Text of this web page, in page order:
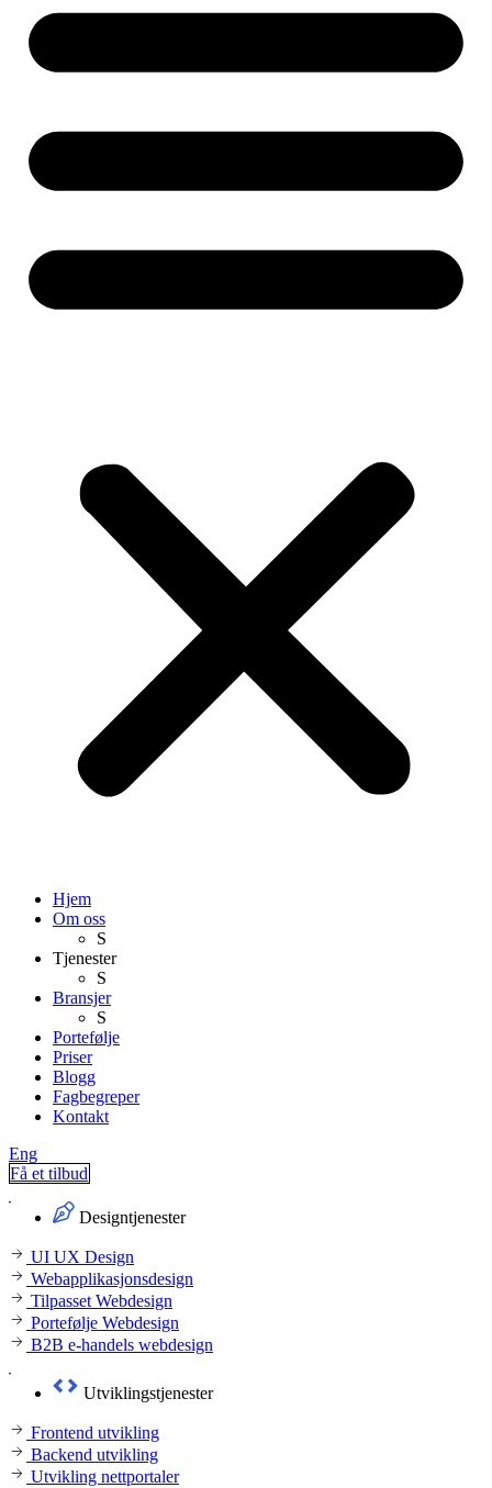
Hjem
Om oss
S
Tjenester
S
Bransjer
S
Portefølje
Priser
Blogg
Fagbegreper
Kontakt
Eng
Få et tilbud
Designtjenester
UI UX Design
Webapplikasjonsdesign
Tilpasset Webdesign
Portefølje Webdesign
B2B e-handels webdesign
Utviklingstjenester
Frontend utvikling
Backend utvikling
Utvikling nettportaler